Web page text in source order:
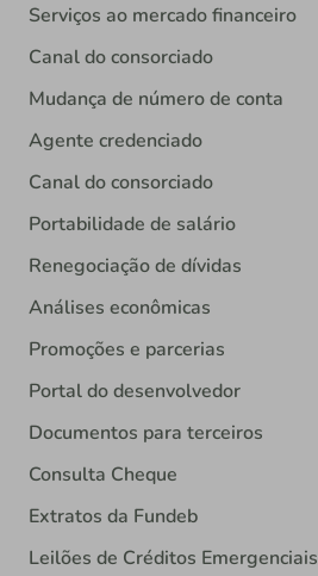
Serviços ao mercado financeiro
Canal do consorciado
Mudança de número de conta
Agente credenciado
Canal do consorciado
Portabilidade de salário
Renegociação de dívidas
Análises econômicas
Promoções e parcerias
Portal do desenvolvedor
Documentos para terceiros
Consulta Cheque
Extratos da Fundeb
Leilões de Créditos Emergenciais